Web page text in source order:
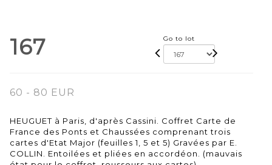
167 Go to lot
60 - 80 EUR
HEUGUET à Paris, d'après Cassini. Coffret Carte de
France des Ponts et Chaussées comprenant trois
cartes d'Etat Major (feuilles 1, 5 et 5) Gravées par E.
COLLIN. Entoilées et pliées en accordéon. (mauvais